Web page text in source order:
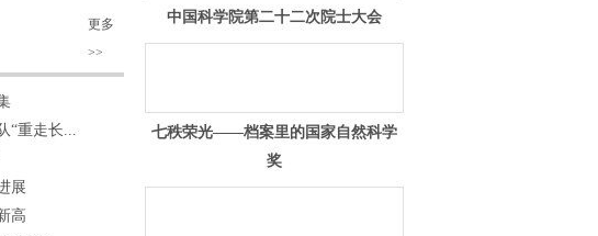
更多
>>
“重走长...
展
高
中国科学院第二十二次院士大会
七秩荣光——档案里的国家自然科学
奖